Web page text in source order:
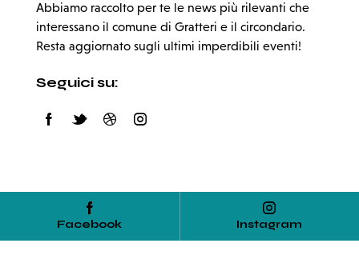
Abbiamo raccolto per te le news più rilevanti che
interessano il comune di Gratteri e il circondario.
Resta aggiornato sugli ultimi imperdibili eventi!
Seguici su:
Facebook Instagram